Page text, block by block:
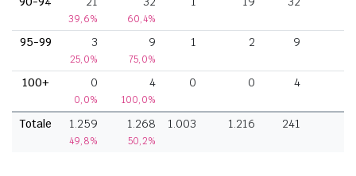
39,6% 60,4%
95-99 3
25,0%
9
75,0%
1 2 9
100+ 0
0,0%
4
100,0%
0 0 4
Totale 1.259
49,8%
1.268
50,2%
1.003 1.216 241